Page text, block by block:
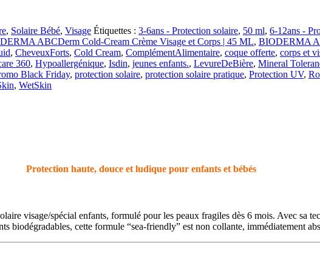
, Solaire Bébé, Visage Étiquettes : 3-6ans - Protection solaire, 50 ml, 6-12ans -
ABCDerm Cold-Cream Crème Visage et Corps | 45 ML, BIODERMA
, CheveuxForts, Cold Cream, ComplémentAlimentaire, coque offerte, corps et
360, Hypoallergénique, Isdin, jeunes enfants., LevureDeBière, Mineral
Black Friday, protection solaire, protection solaire pratique, Protection UV,
, WetSkin
Protection haute, douce et ludique pour enfants et bébés
visage/spécial enfants, formulé pour les peaux fragiles dès 6 mois. Avec sa
biodégradables, cette formule “sea‑friendly” est non collante, immédiatement